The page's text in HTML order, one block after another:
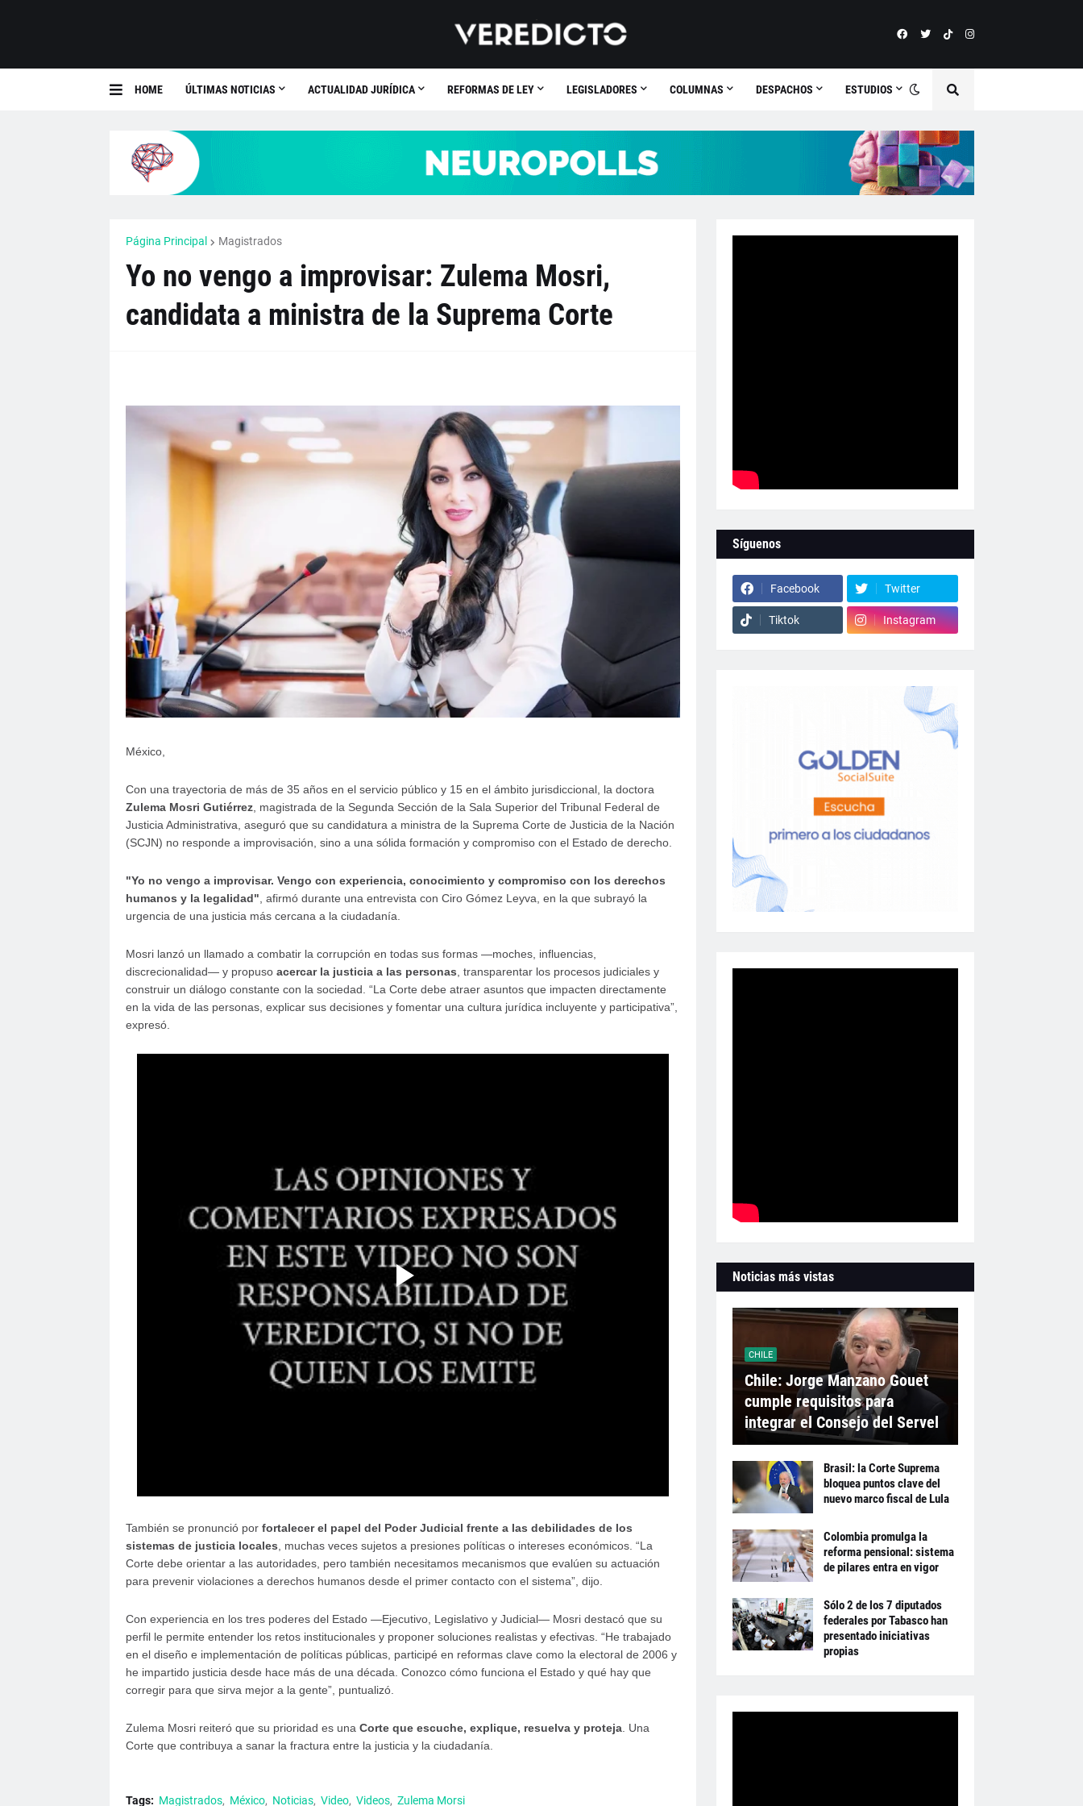
HOME ÚLTIMAS NOTICIAS ACTUALIDAD JURÍDICA REFORMAS DE LEY LEGISLADORES COLUMNAS DESPACHOS ESTUDIOS
Página Principal Magistrados
Yo no vengo a improvisar: Zulema Mosri,
candidata a ministra de la Suprema Corte
México,
Con una trayectoria de más de 35 años en el servicio público y 15 en el ámbito jurisdiccional, la doctora
Zulema Mosri Gutiérrez, magistrada de la Segunda Sección de la Sala Superior del Tribunal Federal de
Justicia Administrativa, aseguró que su candidatura a ministra de la Suprema Corte de Justicia de la Nación
(SCJN) no responde a improvisación, sino a una sólida formación y compromiso con el Estado de derecho.
"Yo no vengo a improvisar. Vengo con experiencia, conocimiento y compromiso con los derechos
humanos y la legalidad", afirmó durante una entrevista con Ciro Gómez Leyva, en la que subrayó la
urgencia de una justicia más cercana a la ciudadanía.
Mosri lanzó un llamado a combatir la corrupción en todas sus formas —moches, influencias,
discrecionalidad— y propuso acercar la justicia a las personas, transparentar los procesos judiciales y
construir un diálogo constante con la sociedad. “La Corte debe atraer asuntos que impacten directamente
en la vida de las personas, explicar sus decisiones y fomentar una cultura jurídica incluyente y participativa”,
expresó.
También se pronunció por fortalecer el papel del Poder Judicial frente a las debilidades de los
sistemas de justicia locales, muchas veces sujetos a presiones políticas o intereses económicos. “La
Corte debe orientar a las autoridades, pero también necesitamos mecanismos que evalúen su actuación
para prevenir violaciones a derechos humanos desde el primer contacto con el sistema”, dijo.
Con experiencia en los tres poderes del Estado —Ejecutivo, Legislativo y Judicial— Mosri destacó que su
perfil le permite entender los retos institucionales y proponer soluciones realistas y efectivas. “He trabajado
en el diseño e implementación de políticas públicas, participé en reformas clave como la electoral de 2006 y
he impartido justicia desde hace más de una década. Conozco cómo funciona el Estado y qué hay que
corregir para que sirva mejor a la gente”, puntualizó.
Zulema Mosri reiteró que su prioridad es una Corte que escuche, explique, resuelva y proteja. Una
Corte que contribuya a sanar la fractura entre la justicia y la ciudadanía.
Tags: Magistrados México Noticias Video Videos Zulema Morsi
Síguenos
Facebook Twitter
Tiktok Instagram
Noticias más vistas
CHILE
Chile: Jorge Manzano Gouet
cumple requisitos para
integrar el Consejo del Servel
Brasil: la Corte Suprema
bloquea puntos clave del
nuevo marco fiscal de Lula
Colombia promulga la
reforma pensional: sistema
de pilares entra en vigor
Sólo 2 de los 7 diputados
federales por Tabasco han
presentado iniciativas
propias